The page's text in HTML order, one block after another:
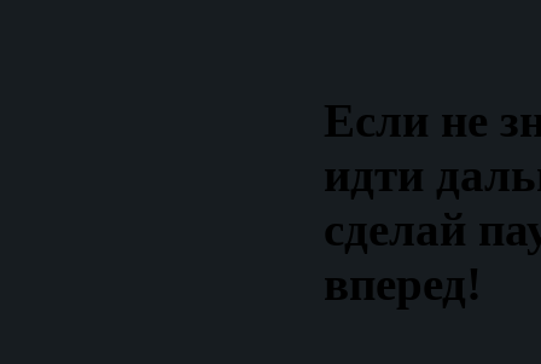
Если не
идти
сделай
вперед!